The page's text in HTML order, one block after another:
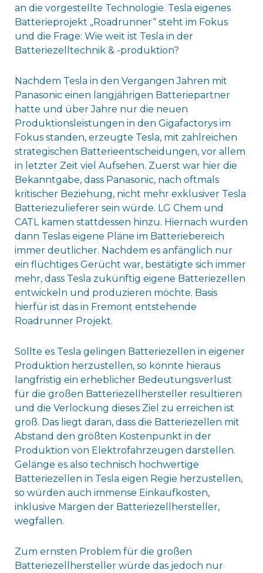
an die vorgestellte Technologie. Tesla eigenes
Batterieprojekt „Roadrunner“ steht im Fokus
und die Frage: Wie weit ist Tesla in der
Batteriezelltechnik & -produktion?
Nachdem Tesla in den Vergangen Jahren mit
Panasonic einen langjährigen Batteriepartner
hatte und über Jahre nur die neuen
Produktionsleistungen in den Gigafactorys im
Fokus standen, erzeugte Tesla, mit zahlreichen
strategischen Batterieentscheidungen, vor allem
in letzter Zeit viel Aufsehen. Zuerst war hier die
Bekanntgabe, dass Panasonic, nach oftmals
kritischer Beziehung, nicht mehr exklusiver Tesla
Batteriezulieferer sein würde. LG Chem und
CATL kamen stattdessen hinzu. Hiernach wurden
dann Teslas eigene Pläne im Batteriebereich
immer deutlicher. Nachdem es anfänglich nur
ein flüchtiges Gerücht war, bestätigte sich immer
mehr, dass Tesla zukünftig eigene Batteriezellen
entwickeln und produzieren möchte. Basis
hierfür ist das in Fremont entstehende
Roadrunner Projekt.
Sollte es Tesla gelingen Batteriezellen in eigener
Produktion herzustellen, so könnte hieraus
langfristig ein erheblicher Bedeutungsverlust
für die großen Batteriezellhersteller resultieren
und die Verlockung dieses Ziel zu erreichen ist
groß. Das liegt daran, dass die Batteriezellen mit
Abstand den größten Kostenpunkt in der
Produktion von Elektrofahrzeugen darstellen.
Gelänge es also technisch hochwertige
Batteriezellen in Tesla eigen Regie herzustellen,
so würden auch immense Einkaufkosten,
inklusive Margen der Batteriezellhersteller,
wegfallen.
Zum ernsten Problem für die großen
Batteriezellhersteller würde das jedoch nur